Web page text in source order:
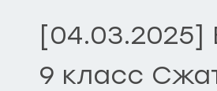
[04.03.2025]
9 класс